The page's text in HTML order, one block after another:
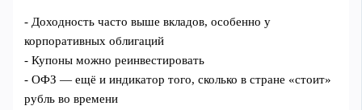
- Доходность часто выше вкладов, особенно у
корпоративных облигаций
- Купоны можно реинвестировать
- ОФЗ — ещё и индикатор того, сколько в стране «стоит»
рубль во времени